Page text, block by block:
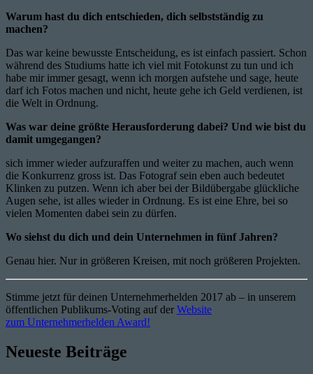
Warum hast du dich entschieden, dich selbstständig zu
machen?
Das war keine bewusste Entscheidung, es ist einfach passiert. Schon
während des Studiums hatte ich viel mit Fotokunst zu tun und ich
habe mir immer gesagt, wenn ich morgen aufstehe und sage, heute
darf ich Fotos machen und nicht, heute gehe ich Geld verdienen, ist
die Welt in Ordnung.
Was war deine größte Herausforderung dabei? Und wie bist du
damit umgegangen?
sich immer wieder aufzuraffen und weiter zu machen, auch wenn
die Konkurrenz gross ist. Das Fotograf sein eben auch bedeutet
Klinken zu putzen. Wenn ich aber bei der Bildübergabe glückliche
Augen sehe, ist alles wieder in Ordnung. Es ist eine Ehre, bei so
vielen Momenten dabei sein zu dürfen.
Wo siehst du dich und dein Unternehmen in fünf Jahren?
Genau hier. Nur in größeren Kreisen, mit noch größeren Projekten.
Stimme jetzt für deinen Unternehmerhelden 2017 ab – in unserem
öffentlichen Publikums-Voting auf der Website
zum Unternehmerhelden Award!
Neueste Beiträge